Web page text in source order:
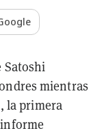
Satoshi
mientras
la primera